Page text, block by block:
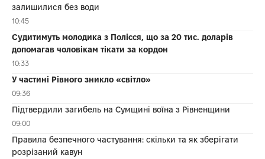
залишилися без води
10:45
Судитимуть молодика з Полісся, що за 20 тис. доларів
допомагав чоловікам тікати за кордон
10:33
У частині Рівного зникло «світло»
09:36
Підтвердили загибель на Сумщині воїна з Рівненщини
09:00
Правила безпечного частування: скільки та як зберігати
розрізаний кавун